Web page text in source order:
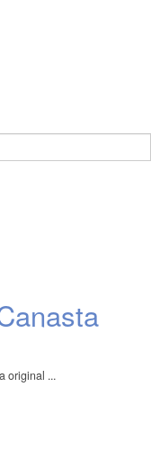
original ...